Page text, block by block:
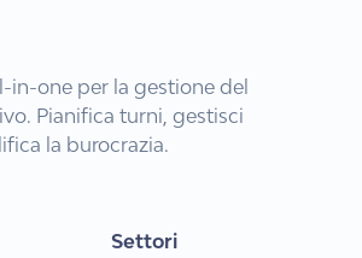
in-one per la gestione del
Pianifica turni, gestisci
la burocrazia.
Settori